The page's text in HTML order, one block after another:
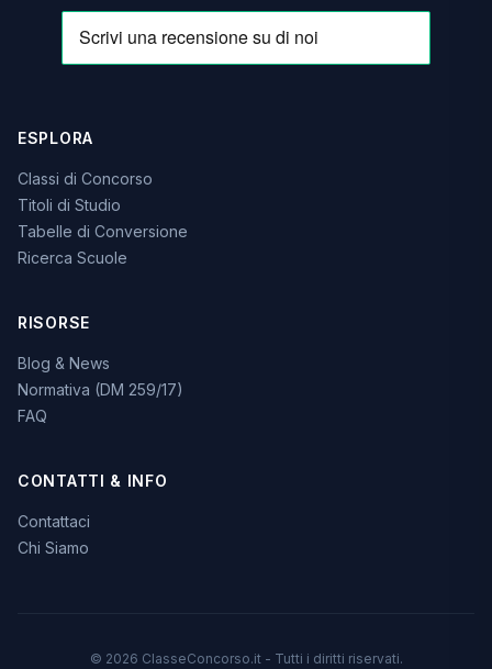
ESPLORA
Classi di Concorso
Titoli di Studio
Tabelle di Conversione
Ricerca Scuole
RISORSE
Blog & News
Normativa (DM 259/17)
FAQ
CONTATTI & INFO
Contattaci
Chi Siamo
© 2026 ClasseConcorso.it - Tutti i diritti riservati.